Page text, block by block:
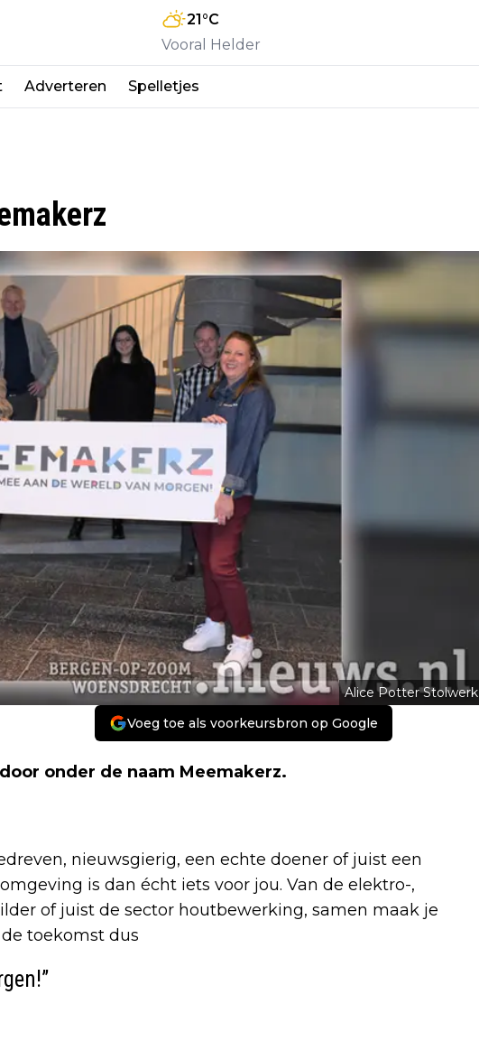
21°C
Vooral Helder
Adverteren Spelletjes
Alice Potter Stolwerk
Voeg toe als voorkeursbron op Google
onder de naam Meemakerz.
nieuwsgierig, een echte doener of juist een
is dan écht iets voor jou. Van de elektro-,
of juist de sector houtbewerking, samen maak je
toekomst dus